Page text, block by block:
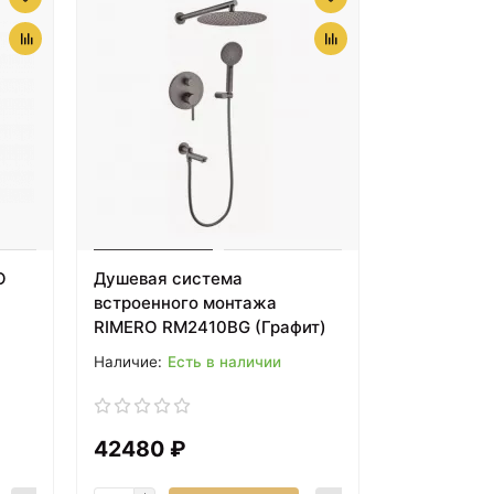
Душевая система
встроенного монтажа
RIMERO RM2410BG (Графит)
Есть в наличии
42480 ₽